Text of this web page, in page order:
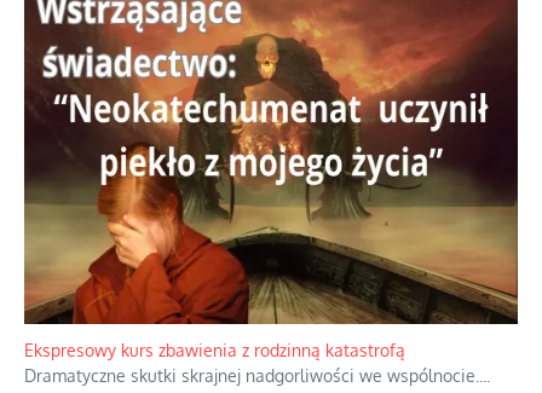
Ekspresowy kurs zbawienia z rodzinną katastrofą
Dramatyczne skutki skrajnej nadgorliwości we wspólnocie.